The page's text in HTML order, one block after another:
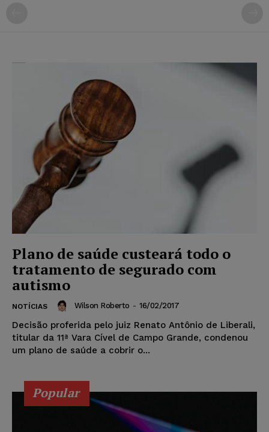
Plano de saúde custeará todo o
tratamento de segurado com
autismo
NOTÍCIAS Wilson Roberto - 16/02/2017
Decisão proferida pelo juiz Renato Antônio de Liberali,
titular da 11ª Vara Cível de Campo Grande, condenou
um plano de saúde a cobrir o...
Popular